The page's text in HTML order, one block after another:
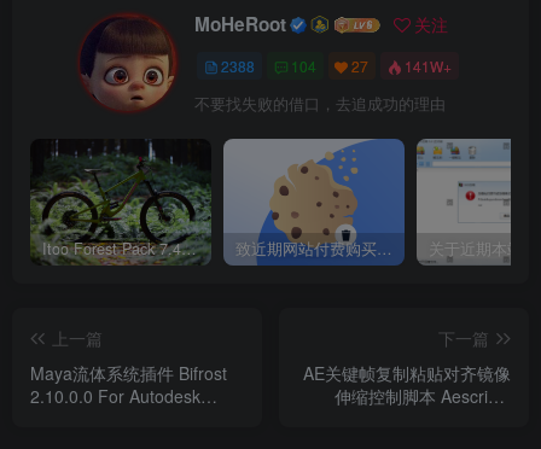
MoHeRoot 关注
2388 104 27 141W+
不要找失败的借口，去追成功的理由
Itoo Forest Pack 7.4.20 森林插件 For 3DSMAX 2014 ~ 2023 汉化永久版 致近期网站付费购买资源及会员用户后，网页显示依然没有购买解决方法！
上一篇
Maya流体系统插件 Bifrost
2.10.0.0 For Autodesk
下一篇
AE关键帧复制粘贴对齐镜像
伸缩控制脚本 Aescripts